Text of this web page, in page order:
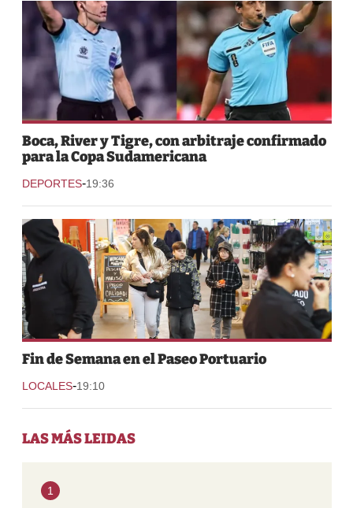
Boca, River y Tigre, con arbitraje confirmado
para la Copa Sudamericana
DEPORTES-19:36
Fin de Semana en el Paseo Portuario
LOCALES-19:10
LAS MÁS LEIDAS
1